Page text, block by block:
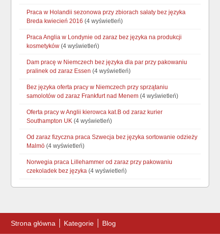
Praca w Holandii sezonowa przy zbiorach sałaty bez języka
Breda kwiecień 2016 (4 wyświetleń)
Praca Anglia w Londynie od zaraz bez języka na produkcji
kosmetyków (4 wyświetleń)
Dam pracę w Niemczech bez języka dla par przy pakowaniu
pralinek od zaraz Essen (4 wyświetleń)
Bez języka oferta pracy w Niemczech przy sprzątaniu
samolotów od zaraz Frankfurt nad Menem (4 wyświetleń)
Oferta pracy w Anglii kierowca kat.B od zaraz kurier
Southampton UK (4 wyświetleń)
Od zaraz fizyczna praca Szwecja bez języka sortowanie odzieży
Malmö (4 wyświetleń)
Norwegia praca Lillehammer od zaraz przy pakowaniu
czekoladek bez języka (4 wyświetleń)
Strona główna Kategorie Blog